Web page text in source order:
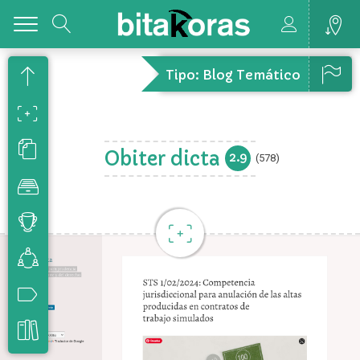
Tipo: Blog Temático
Obiter dicta 2.9 (578)